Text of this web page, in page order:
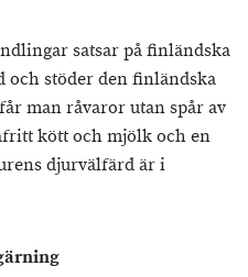
satsar på finländska
och stöder den finländska
man råvaror utan spår av
kött och mjölk och en
djurvälfärd är i